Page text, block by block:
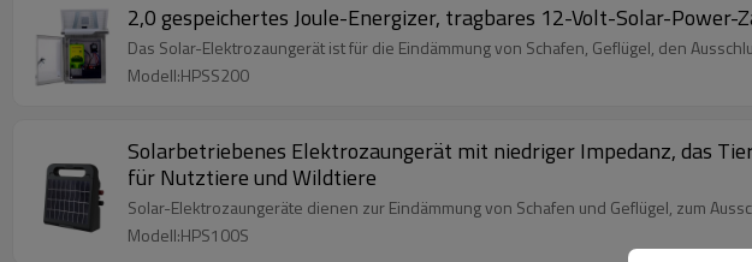
2,0 gespeichertes Joule-Energizer, tragbares 12-Volt-Solar-
Das Solar-Elektrozaungerät ist für die Eindämmung von Schafen, Geflügel, den
Modell:HPSS200
Solarbetriebenes Elektrozaungerät mit niedriger Impedanz, das
für Nutztiere und Wildtiere
Solar-Elektrozaungeräte dienen zur Eindämmung von Schafen und Geflügel, zum
Modell:HPS100S